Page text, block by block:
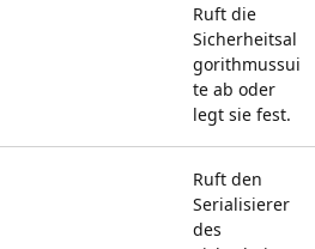
Ruft die
Sicherheitsal
gorithmussui
te ab oder
legt sie fest.
Ruft den
Serialisierer
des